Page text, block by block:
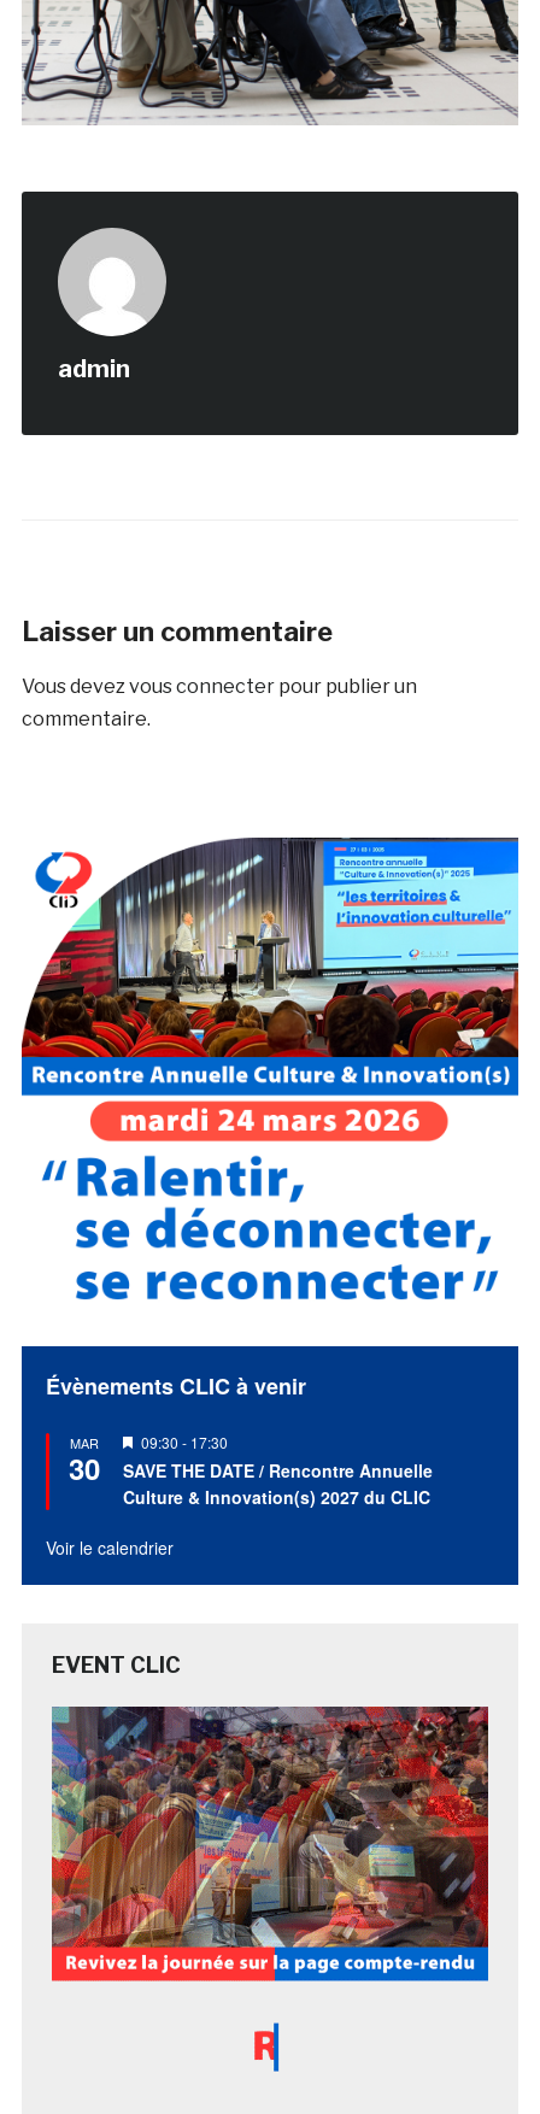
admin
Laisser un commentaire
Vous devezvous connecterpour publier un
commentaire.
Évènements CLIC à venir
MAR
30
Mis
en
avant
09:30 - 17:30
SAVE THE DATE / Rencontre Annuelle
Culture & Innovation(s) 2027 du CLIC
Voir le calendrier
EVENT CLIC